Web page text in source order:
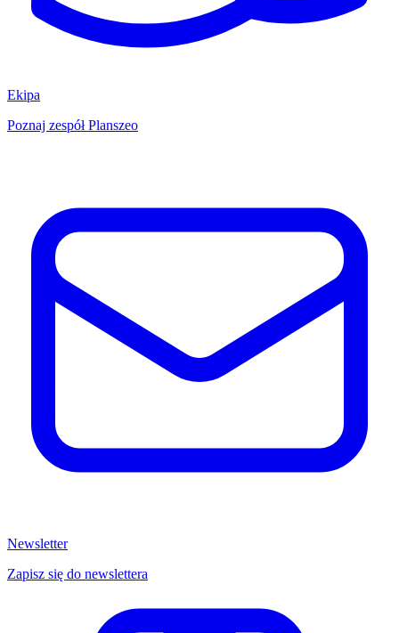
Ekipa
Poznaj zespół Planszeo
Newsletter
Zapisz się do newslettera